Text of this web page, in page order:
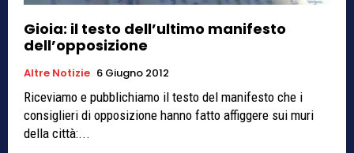
Gioia: il testo dell’ultimo manifesto
dell’opposizione
Altre Notizie 6 Giugno 2012
Riceviamo e pubblichiamo il testo del manifesto che i
consiglieri di opposizione hanno fatto affiggere sui muri
della città:...